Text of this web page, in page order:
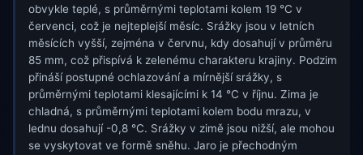
obvykle teplé, s průměrnými teplotami kolem 19 °C v
červenci, což je nejteplejší měsíc. Srážky jsou v letních
měsících vyšší, zejména v červnu, kdy dosahují v průměru
85 mm, což přispívá k zelenému charakteru krajiny. Podzim
přináší postupné ochlazování a mírnější srážky, s
průměrnými teplotami klesajícími k 14 °C v říjnu. Zima je
chladná, s průměrnými teplotami kolem bodu mrazu, v
lednu dosahují -0,8 °C. Srážky v zimě jsou nižší, ale mohou
se vyskytovat ve formě sněhu. Jaro je přechodným